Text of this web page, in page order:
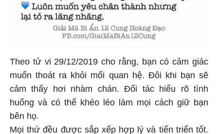
Theo tử vi 29/12/2019 cho rằng, bạn có cảm giác
muốn thoát ra khỏi mối quan hệ. Đôi khi bạn sẽ
cảm thấy hơi nhàm chán. Đối tác hiểu rõ tình
huống và có thể khéo léo làm mọi cách giữ bạn
bên họ.
Mọi thứ đều được sắp xếp hợp lý và tiến triển tốt.